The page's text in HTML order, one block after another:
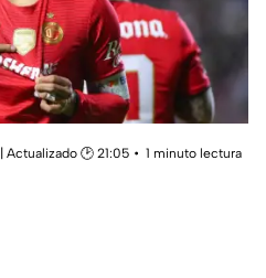
| Actualizado 🕑 21:05
1 minuto lectura